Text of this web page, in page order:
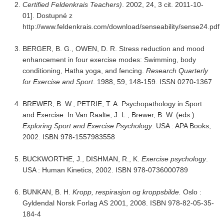
Certified Feldenkrais Teachers) . 2002, 24, 3 cit. 2011-10-
01]. Dostupné z
http://www.feldenkrais.com/download/senseability/sense24.pdf
BERGER, B. G., OWEN, D. R. Stress reduction and mood
enhancement in four exercise modes: Swimming, body
conditioning, Hatha yoga, and fencing. Research Quarterly
for Exercise and Sport. 1988, 59, 148-159. ISSN 0270-1367
BREWER, B. W., PETRIE, T. A. Psychopathology in Sport
and Exercise. In Van Raalte, J. L., Brewer, B. W. (eds.).
Exploring Sport and Exercise Psychology. USA : APA Books,
2002. ISBN 978-1557983558
BUCKWORTHE, J., DISHMAN, R., K. Exercise psychology.
USA : Human Kinetics, 2002. ISBN 978-0736000789
BUNKAN, B. H. Kropp, respirasjon og kroppsbilde. Oslo :
Gyldendal Norsk Forlag AS 2001, 2008. ISBN 978-82-05-35-
184-4